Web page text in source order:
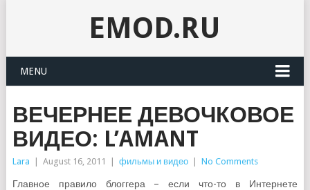
EMOD.RU
MENU
ВЕЧЕРНЕЕ ДЕВОЧКОВОЕ
ВИДЕО: L’AMANT
Lara August 16, 2011 фильмы и видео No Comments
Главное правило блоггера – если что-то в Интернете